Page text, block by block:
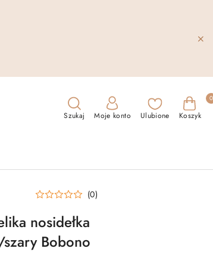
Szukaj Moje konto Ulubione Koszyk
0
(0)
nosidełka
Bobono